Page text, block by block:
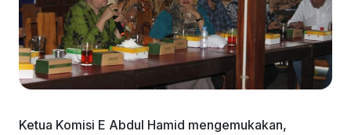
Ketua Komisi E Abdul Hamid mengemukakan,